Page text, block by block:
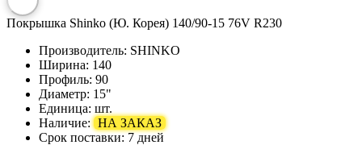
Покрышка Shinko (Ю. Корея) 140/90-15 76V R230
Производитель: SHINKO
Ширина: 140
Профиль: 90
Диаметр: 15"
Единица: шт.
Наличие: НА ЗАКАЗ
Срок поставки: 7 дней